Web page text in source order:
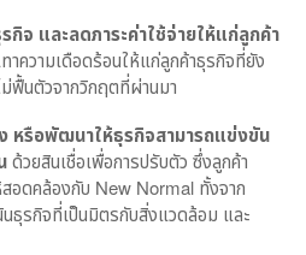
จ และลดภาระค่าใช้จ่ายให้แก่ลูกค้า
าความเดือดร้อนให้แก่ลูกค้าธุรกิจที่ยัง
ฟื้นตัวจากวิกฤตที่ผ่านมา
หรือพัฒนาให้ธุรกิจสามารถแข่งขัน
ด้วยสินเชื่อเพื่อการปรับตัว ซึ่งลูกค้า
สอดคล้องกับ New Normal ทั้งจาก
นธุรกิจที่เป็นมิตรกับสิ่งแวดล้อม และ